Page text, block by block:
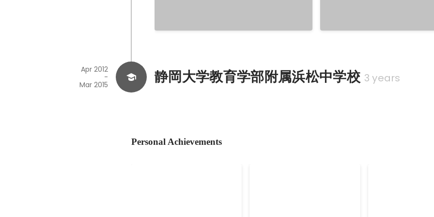
静岡大学教育学部附属浜松中学校 3 years
Apr 2012
-
Mar 2015
Personal Achievements